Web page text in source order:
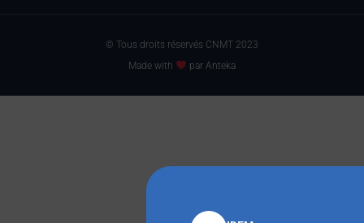
© Tous droits réservés CNMT 2023
Made with
par Anteka